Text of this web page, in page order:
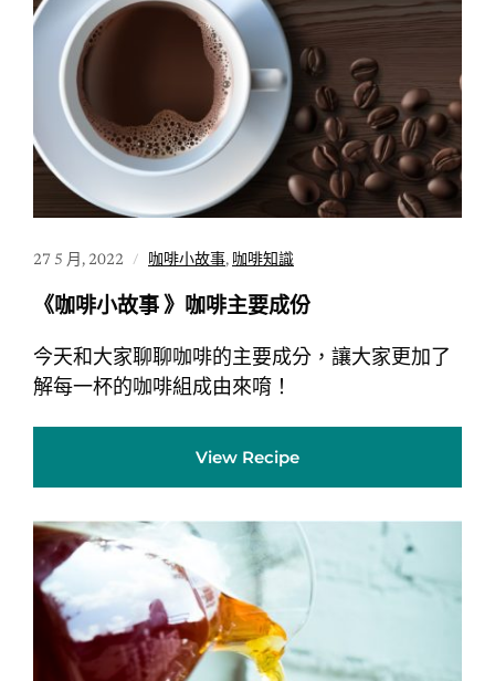
27 5 月, 2022 咖啡小故事, 咖啡知識
《咖啡小故事 》咖啡主要成份
今天和大家聊聊咖啡的主要成分，讓大家更加了
解每一杯的咖啡組成由來唷！
View Recipe